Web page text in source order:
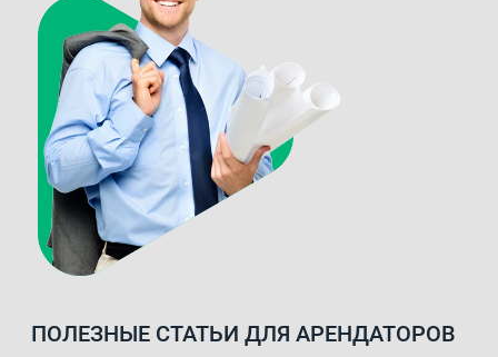
ПОЛЕЗНЫЕ СТАТЬИ ДЛЯ АРЕНДАТОРОВ